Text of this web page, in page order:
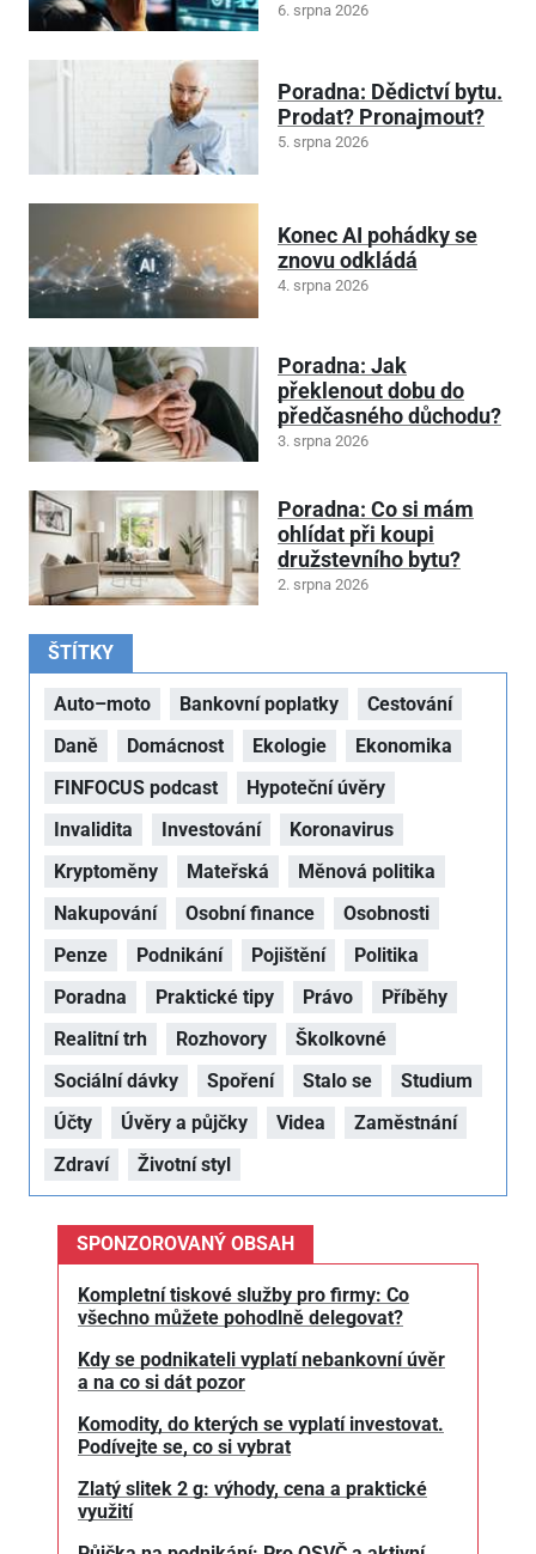
6. srpna 2026
Poradna: Dědictví bytu.
Prodat? Pronajmout?
5. srpna 2026
Konec AI pohádky se
znovu odkládá
4. srpna 2026
Poradna: Jak
překlenout dobu do
předčasného důchodu?
3. srpna 2026
Poradna: Co si mám
ohlídat při koupi
družstevního bytu?
2. srpna 2026
ŠTÍTKY
Auto–moto Bankovní poplatky
Cestování
Daně
Domácnost Ekologie
Ekonomika
FINFOCUS podcast
Hypoteční úvěry
Invalidita
Investování
Koronavirus
Kryptoměny
Mateřská
Měnová politika
Nakupování
Osobní finance
Osobnosti
Penze
Podnikání Pojištění
Politika
Poradna
Praktické tipy Právo
Příběhy
Realitní trh
Rozhovory
Školkovné
Sociální dávky
Spoření Stalo se
Studium
Účty
Úvěry a půjčky Videa
Zaměstnání
Zdraví
Životní styl
SPONZOROVANÝ OBSAH
Kompletní tiskové služby pro firmy: Co
všechno můžete pohodlně delegovat?
Kdy se podnikateli vyplatí nebankovní úvěr
a na co si dát pozor
Komodity, do kterých se vyplatí investovat.
Podívejte se, co si vybrat
Zlatý slitek 2 g: výhody, cena a praktické
využití